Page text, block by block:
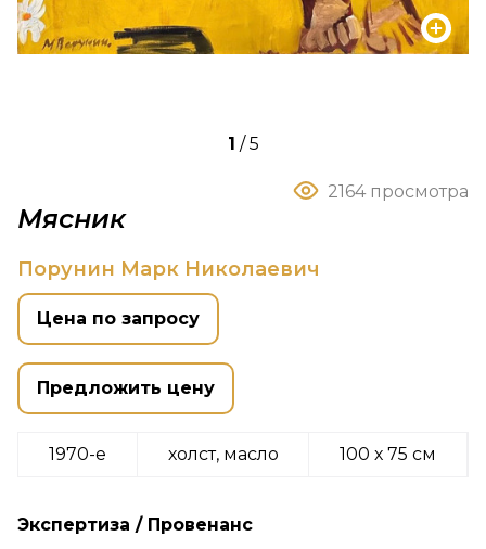
1 /5
2164 просмотра
Мясник
Порунин Марк Николаевич
Цена по запросу
Предложить цену
1970-е холст, масло 100 х 75 см
Экспертиза / Провенанс